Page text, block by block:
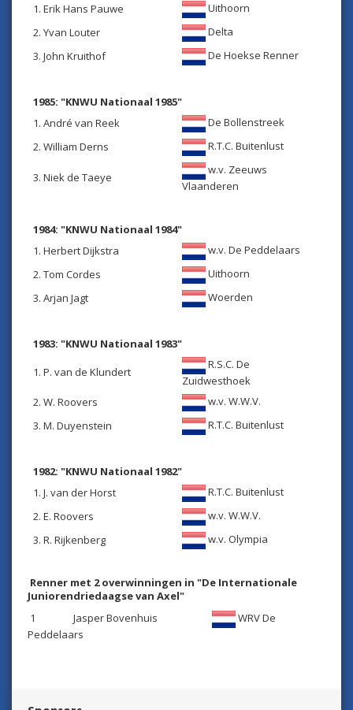
1. Erik Hans Pauwe
Uithoorn
2. Yvan Louter
Delta
3. John Kruithof
De Hoekse Renner
1985: "KNWU Nationaal 1985"
1. André van Reek
De Bollenstreek
2. William Derns
R.T.C. Buitenlust
3. Niek de Taeye
w.v. Zeeuws
Vlaanderen
1984: "KNWU Nationaal 1984"
1. Herbert Dijkstra
w.v. De Peddelaars
2. Tom Cordes
Uithoorn
3. Arjan Jagt
Woerden
1983: "KNWU Nationaal 1983"
1. P. van de Klundert
R.S.C. De
Zuidwesthoek
2. W. Roovers
w.v. W.W.V.
3. M. Duyenstein
R.T.C. Buitenlust
1982: "KNWU Nationaal 1982"
1. J. van der Horst
R.T.C. Buitenlust
2. E. Roovers
w.v. W.W.V.
3. R. Rijkenberg
w.v. Olympia
Renner met 2 overwinningen in "De Internationale
Juniorendriedaagse van Axel"
1 Jasper Bovenhuis
WRV De
Peddelaars